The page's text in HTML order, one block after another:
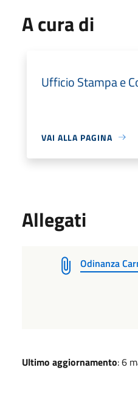
A cura di
Ufficio Stampa e
VAI ALLA PAGINA
Allegati
Odinanza
Ultimo aggiornamento: 6